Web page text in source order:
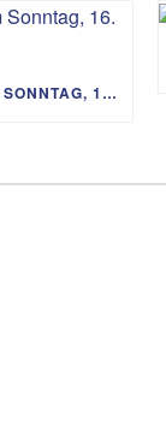
SOMMERKINO AM SONNTAG, 16. AUGUST